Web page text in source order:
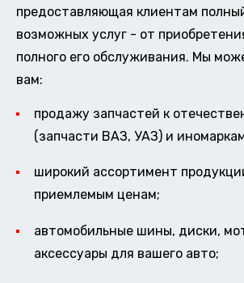
предоставляющая клиентам
возможных услуг - от
полного его обслуживания. Мы
вам:
продажу запчастей к
(запчасти ВАЗ, УАЗ) и
широкий ассортимент
приемлемым ценам;
автомобильные шины, диски,
аксессуары для вашего авто;